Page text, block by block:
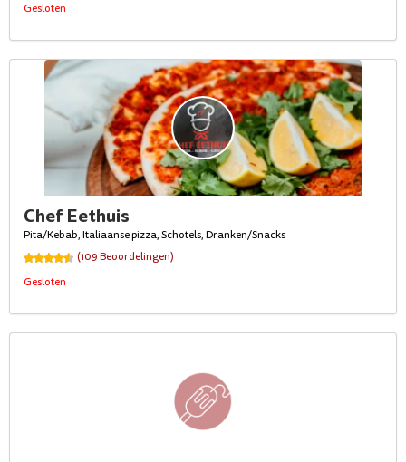
Gesloten
Chef Eethuis
Pita/Kebab, Italiaanse pizza, Schotels, Dranken/Snacks
(109 Beoordelingen)
Gesloten